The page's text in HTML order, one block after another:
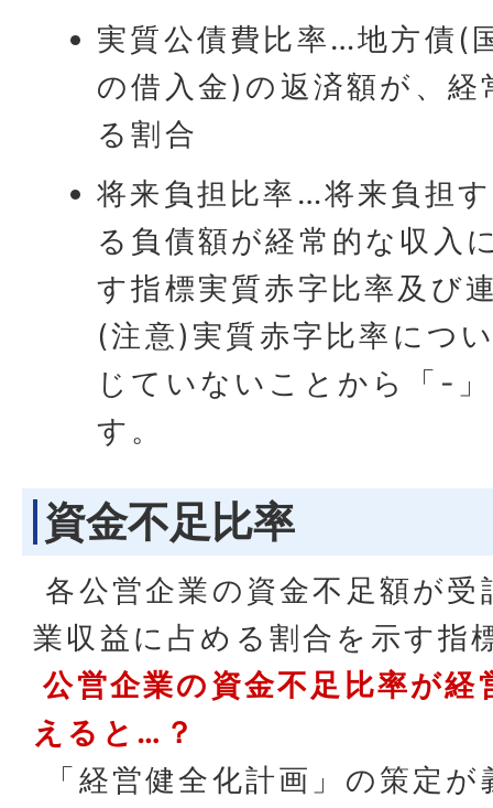
実質公債費比率…地方債(
の借入金)の返済額が、
る割合
将来負担比率…将来負担
る負債額が経常的な収入
す指標実質赤字比率及び
(注意)実質赤字比率につ
じていないことから「-
す。
資金不足比率
各公営企業の資金不足額が
業収益に占める割合を示す指
公営企業の資金不足比率が経
えると…？
「経営健全化計画」の策定